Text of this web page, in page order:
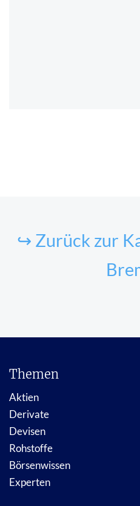
↪ Zurück zur
Themen
Aktien
Derivate
Devisen
Rohstoffe
Börsenwissen
Experten